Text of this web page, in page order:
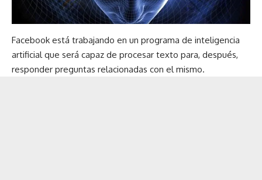
Facebook está trabajando en un programa de inteligencia
artificial que será capaz de procesar texto para, después,
responder preguntas relacionadas con el mismo.